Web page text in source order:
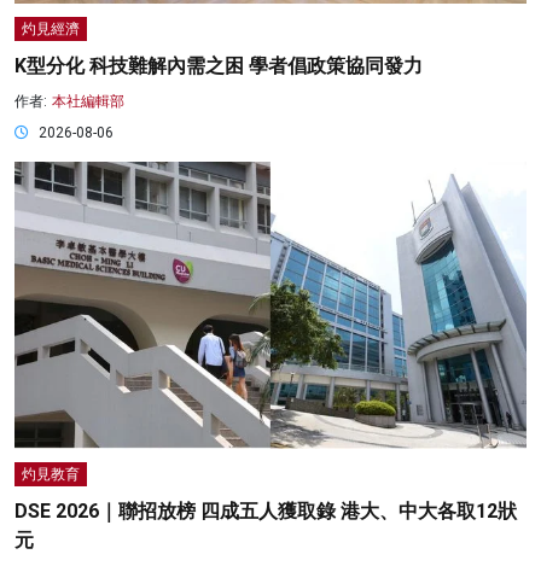
灼見經濟
K型分化 科技難解內需之困 學者倡政策協同發力
作者: 本社編輯部
2026-08-06
灼見教育
DSE 2026｜聯招放榜 四成五人獲取錄 港大、中大各取12狀
元